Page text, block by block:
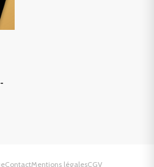
ContactMentions légalesCGV